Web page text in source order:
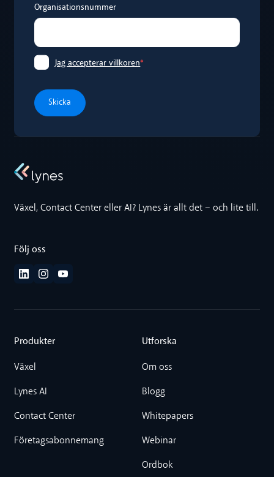
Organisationsnummer
Jag accepterar villkoren*
Växel, Contact Center eller AI? Lynes är allt det – och lite till.
Följ oss
Produkter
Växel
Lynes AI
Contact Center
Företagsabonnemang
Utforska
Om oss
Blogg
Whitepapers
Webinar
Ordbok